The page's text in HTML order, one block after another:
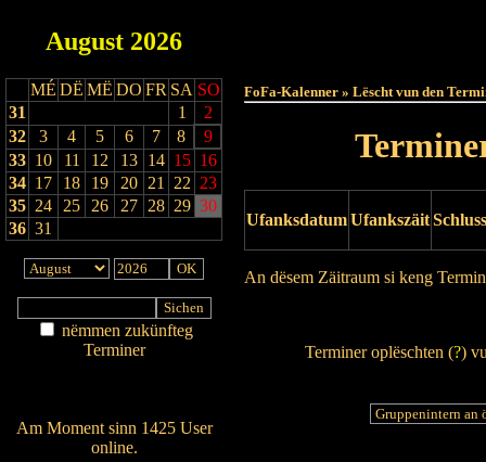
August 2026
MÉ DË MË DO FR SA SO
31
1
2
32
3 4 5 6 7 8
9
33 10 11 12 13 14 15 16
34 17 18 19 20 21 22 23
35 24 25 26 27 28 29 30
36 31
nëmmen zukünfteg
Terminer
Am Moment sinn 1425 User
online.
FoFa-Kalenner » Lëscht vun den
UfanksdatumUfankszäit
An dësem Zäitraum si keng
Terminer oplëschten (?)